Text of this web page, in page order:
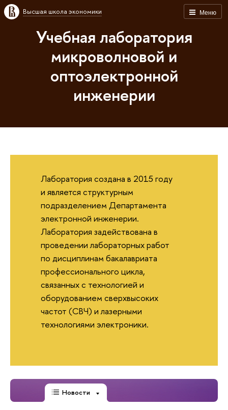
Меню
Высшая школа экономики
Учебная лаборатория
микроволновой и
оптоэлектронной
инженерии
Лаборатория создана в 2015 году
и является структурным
подразделением Департамента
электронной инженерии.
Лаборатория задействована в
проведении лабораторных работ
по дисциплинам бакалавриата
профессионального цикла,
связанных с технологией и
оборудованием сверхвысоких
частот (СВЧ) и лазерными
технологиями электроники.
Новости